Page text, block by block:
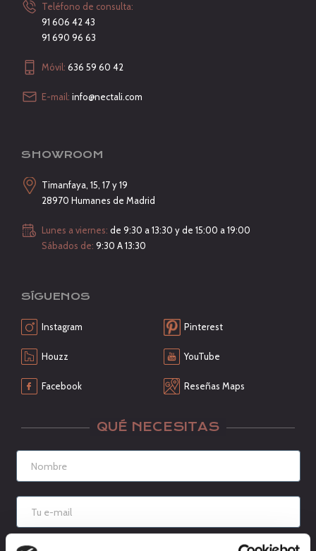
Teléfono de consulta:
91 606 42 43
91 690 96 63
Móvil: 636 59 60 42
E-mail: info@nectali.com
SHOWROOM
Timanfaya, 15, 17 y 19
28970 Humanes de Madrid
Lunes a viernes: de 9:30 a 13:30 y de 15:00 a 19:00
Sábados de: 9:30 A 13:30
SÍGUENOS
Instagram
Houzz
Facebook
Pinterest
YouTube
Reseñas Maps
QUÉ NECESITAS